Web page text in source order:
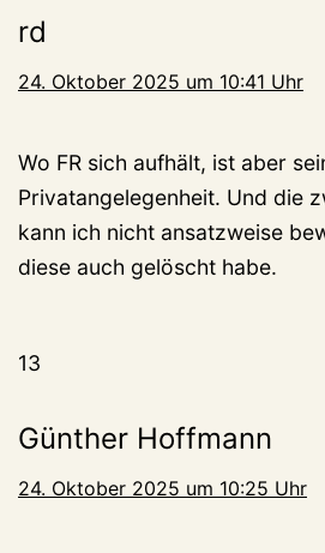
rd
24. Oktober 2025 um 10:41 Uhr
Wo FR sich aufhält, ist aber
Privatangelegenheit. Und die
kann ich nicht ansatzweise
diese auch gelöscht habe.
13
Günther Hoffmann
24. Oktober 2025 um 10:25 Uhr